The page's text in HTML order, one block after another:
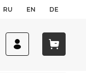
RU EN DE